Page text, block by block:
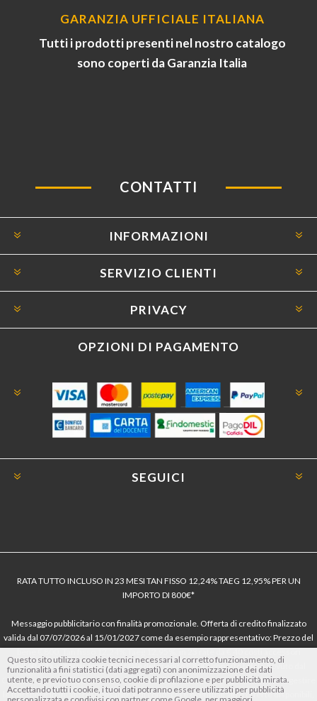
GARANZIA UFFICIALE ITALIANA
Tutti i prodotti presenti nel nostro catalogo
sono coperti da Garanzia Italia
CONTATTI
INFORMAZIONI
SERVIZIO CLIENTI
PRIVACY
OPZIONI DI PAGAMENTO
SEGUICI
RATA TUTTO INCLUSO IN 23 MESI TAN FISSO 12,24% TAEG 12,95% PER UN
IMPORTO DI 800€*
Messaggio pubblicitario con finalità promozionale. Offerta di credito finalizzato
valida dal 07/07/2026 al 15/01/2027 come da esempio rappresentativo: Prezzo del
dell’offerta azzerati. Importo totale del credito € 800. Importo totale dovuto dal
Consumatore € 920. Decorrenza media della prima rata a 90 giorni. Al fine di gestire
le tue spese in modo responsabile e di conoscere eventuali altre offerte disponibili,
Questo sito utilizza cookie tecnici necessari al corretto funzionamento, di
funzionalità a fini statistici (dati aggregati) con anonimizzazione dei dati
utente, e previo tuo consenso, cookie di profilazione e per pubblicità mirata.
Accettando tutti i cookie, i tuoi dati potranno essere utilizzati per pubblicità